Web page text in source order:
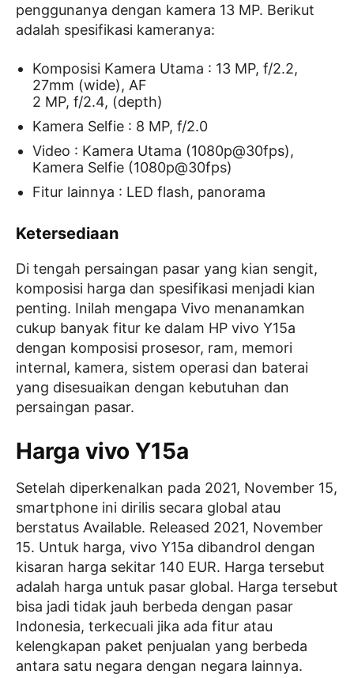
penggunanya dengan kamera 13 MP. Berikut
adalah spesifikasi kameranya:
Komposisi Kamera Utama : 13 MP, f/2.2,
27mm (wide), AF
2 MP, f/2.4, (depth)
Kamera Selfie : 8 MP, f/2.0
Video : Kamera Utama (1080p@30fps),
Kamera Selfie (1080p@30fps)
Fitur lainnya : LED flash, panorama
Ketersediaan
Di tengah persaingan pasar yang kian sengit,
komposisi harga dan spesifikasi menjadi kian
penting. Inilah mengapa Vivo menanamkan
cukup banyak fitur ke dalam HP vivo Y15a
dengan komposisi prosesor, ram, memori
internal, kamera, sistem operasi dan baterai
yang disesuaikan dengan kebutuhan dan
persaingan pasar.
Harga vivo Y15a
Setelah diperkenalkan pada 2021, November 15,
smartphone ini dirilis secara global atau
berstatus Available. Released 2021, November
15. Untuk harga, vivo Y15a dibandrol dengan
kisaran harga sekitar 140 EUR. Harga tersebut
adalah harga untuk pasar global. Harga tersebut
bisa jadi tidak jauh berbeda dengan pasar
Indonesia, terkecuali jika ada fitur atau
kelengkapan paket penjualan yang berbeda
antara satu negara dengan negara lainnya.